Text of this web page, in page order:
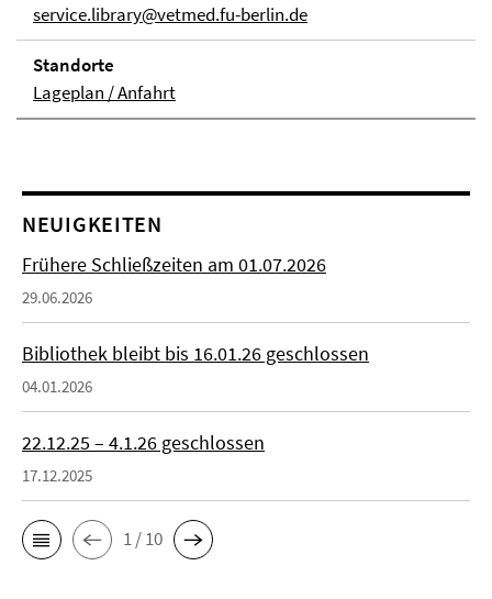
service.library@vetmed.fu-berlin.de
Stand­orte
Lageplan / Anfahrt
NEUIGKEITEN
Frühere Schließzeiten am 01.07.2026
29.06.2026
Bibliothek bleibt bis 16.01.26 geschlossen
04.01.2026
22.12.25 – 4.1.26 geschlossen
17.12.2025
1 / 10